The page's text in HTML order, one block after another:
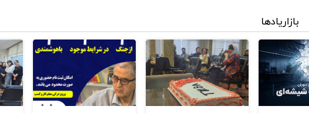
خالق حاكم
بازاریادها